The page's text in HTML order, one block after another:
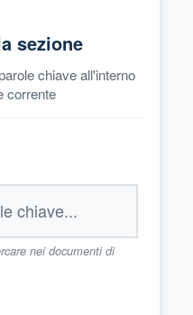
sezione
chiave all'interno
corrente
nei documenti di